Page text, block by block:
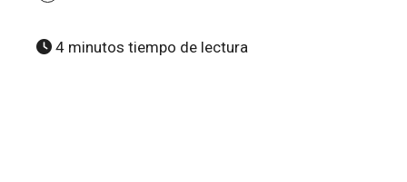
4 minutos tiempo de lectura